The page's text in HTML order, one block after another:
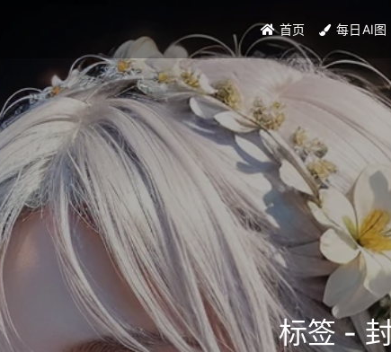
首页 每日AI图
标签 -